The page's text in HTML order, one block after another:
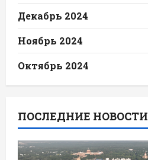
Декабрь 2024
Ноябрь 2024
Октябрь 2024
ПОСЛЕДНИЕ НОВОСТИ